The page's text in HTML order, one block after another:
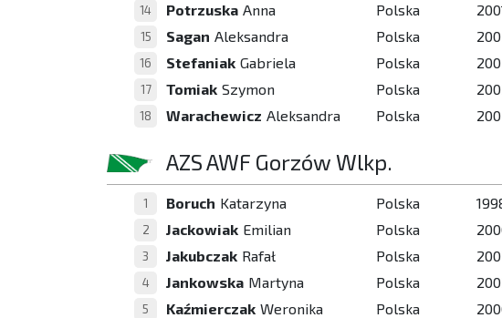
14 Potrzuska Anna Polska
15 Sagan Aleksandra Polska
16 Stefaniak Gabriela Polska
17 Tomiak Szymon Polska
18 Warachewicz Aleksandra Polska
AZS AWF Gorzów Wlkp.
1 Boruch Katarzyna Polska
2 Jackowiak Emilian Polska
3 Jakubczak Rafał Polska
4 Jankowska Martyna Polska
5 Kaźmierczak Weronika Polska